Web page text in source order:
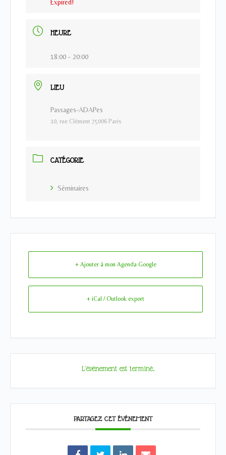
Expired!
HEURE
18:00 - 20:00
LIEU
Passages-ADAPes
10, rue Clément 75006 Paris
CATÉGORIE
Séminaires
+ Ajouter à mon Agenda Google
+ iCal / Outlook export
L'événement est terminé.
PARTAGEZ CET ÉVÉNEMENT